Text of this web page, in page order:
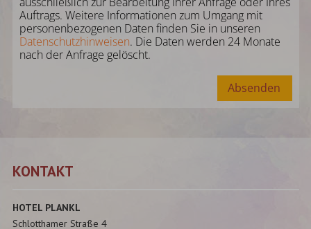
Auftrags. Weitere Informationen zum Umgang mit
personenbezogenen Daten finden Sie in unseren
Datenschutzhinweisen. Die Daten werden 24 Monate
nach der Anfrage gelöscht.
Absenden
KONTAKT
HOTEL PLANKL
Schlotthamer Straße 4